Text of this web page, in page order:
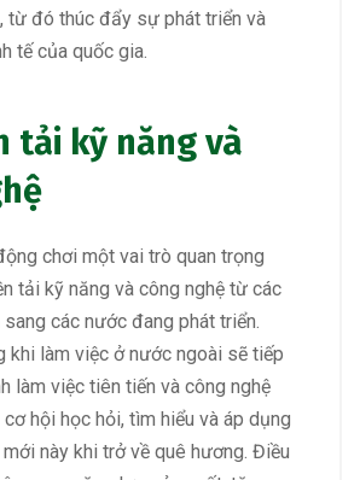
từ đó thúc đẩy sự phát triển và
tế của quốc gia.
tải kỹ năng và
chơi một vai trò quan trọng
tải kỹ năng và công nghệ từ các
các nước đang phát triển.
khi làm việc ở nước ngoài sẽ tiếp
làm việc tiên tiến và công nghệ
hội học hỏi, tìm hiểu và áp dụng
này khi trở về quê hương. Điều